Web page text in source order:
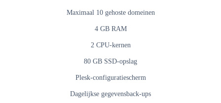
Maximaal 10 gehoste domeinen
4 GB RAM
2 CPU-kernen
80 GB SSD-opslag
Plesk-configuratiescherm
Dagelijkse gegevensback-ups